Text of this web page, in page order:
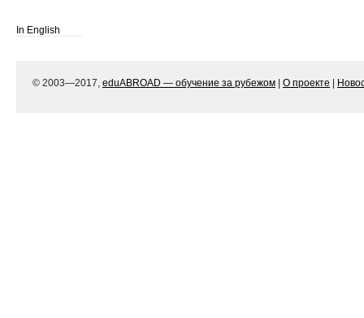
In English
© 2003—2017, eduABROAD — обучение за рубежом О проекте